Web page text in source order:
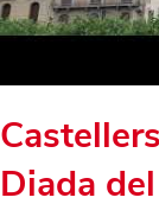
Diada